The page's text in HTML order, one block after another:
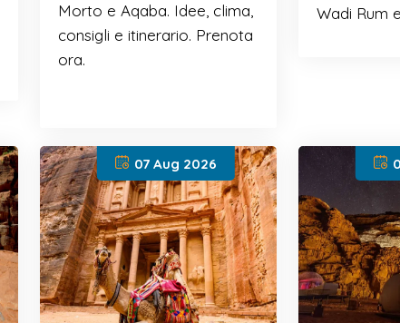
Morto e Aqaba. Idee, clima,
consigli e itinerario. Prenota
ora.
Wadi Rum
07 Aug 2026